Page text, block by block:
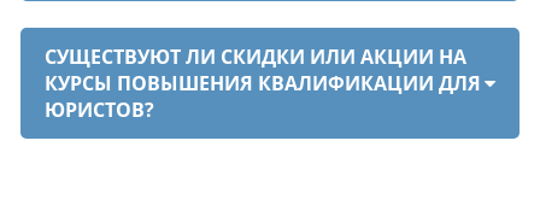
СУЩЕСТВУЮТ ЛИ СКИДКИ ИЛИ АКЦИИ НА
КУРСЫ ПОВЫШЕНИЯ КВАЛИФИКАЦИИ ДЛЯ
ЮРИСТОВ?